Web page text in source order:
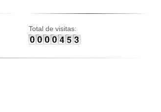
Total de visitas: